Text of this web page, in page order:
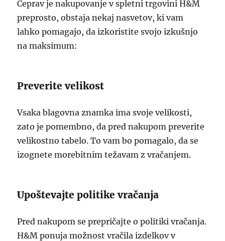
Čeprav je nakupovanje v spletni trgovini H&M
preprosto, obstaja nekaj nasvetov, ki vam
lahko pomagajo, da izkoristite svojo izkušnjo
na maksimum:
Preverite velikost
Vsaka blagovna znamka ima svoje velikosti,
zato je pomembno, da pred nakupom preverite
velikostno tabelo. To vam bo pomagalo, da se
izognete morebitnim težavam z vračanjem.
Upoštevajte politike vračanja
Pred nakupom se prepričajte o politiki vračanja.
H&M ponuja možnost vračila izdelkov v